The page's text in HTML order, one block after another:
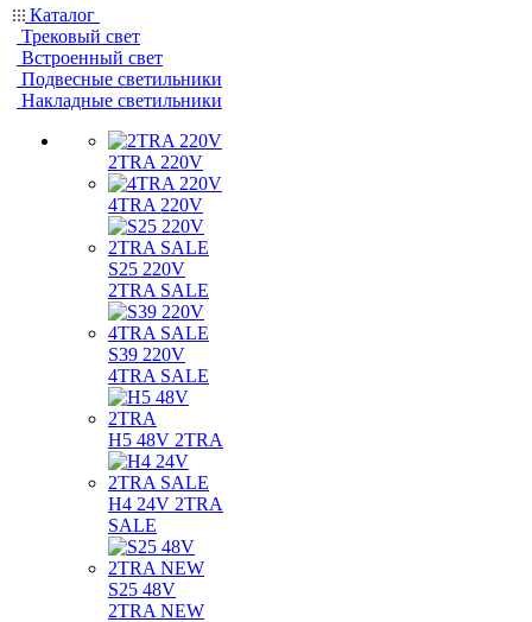
Каталог
Трековый свет
Встроенный свет
Подвесные светильники
Накладные светильники
2TRA 220V
4TRA 220V
S25 220V
2TRA SALE
S39 220V
4TRA SALE
H5 48V 2TRA
H4 24V 2TRA
SALE
S25 48V
2TRA NEW